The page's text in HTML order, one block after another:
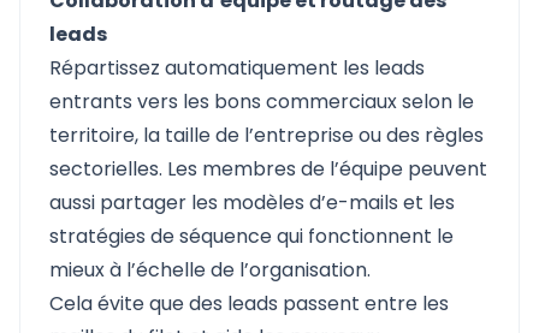
leads
Répartissez automatiquement les leads
entrants vers les bons commerciaux selon le
territoire, la taille de l’entreprise ou des règles
sectorielles. Les membres de l’équipe peuvent
aussi partager les modèles d’e-mails et les
stratégies de séquence qui fonctionnent le
mieux à l’échelle de l’organisation.
Cela évite que des leads passent entre les